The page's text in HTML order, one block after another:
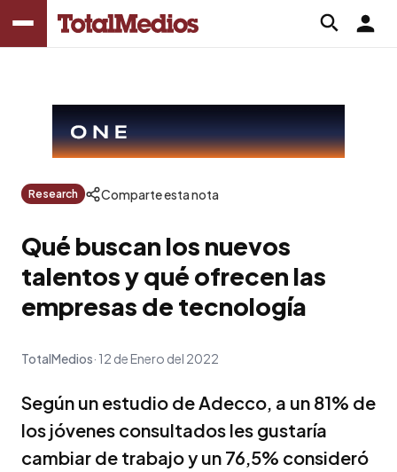
Research Comparte esta nota
Qué buscan los nuevos
talentos y qué ofrecen las
empresas de tecnología
TotalMedios 12 de Enero del 2022
Según un estudio de Adecco, a un 81% de
los jóvenes consultados les gustaría
cambiar de trabajo y un 76,5% consideró